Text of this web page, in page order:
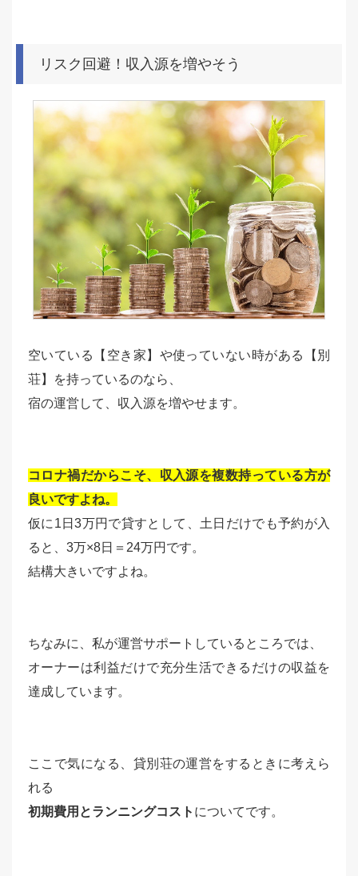
リスク回避！収入源を増やそう
空いている【空き家】や使っていない時がある【別
荘】を持っているのなら、
宿の運営して、収入源を増やせます。
コロナ禍だからこそ、収入源を複数持っている方が
良いですよね。
仮に1日3万円で貸すとして、土日だけでも予約が入
ると、3万×8日＝24万円です。
結構大きいですよね。
ちなみに、私が運営サポートしているところでは、
オーナーは利益だけで充分生活できるだけの収益を
達成しています。
ここで気になる、貸別荘の運営をするときに考えら
れる
初期費用とランニングコスト についてです。